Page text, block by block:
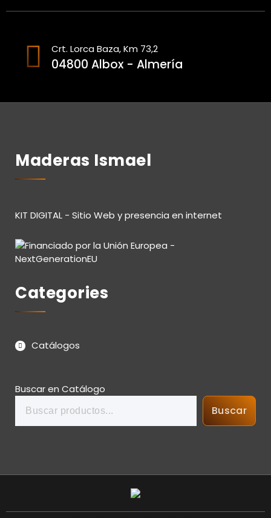
Crt. Lorca Baza, Km 73,2
04800 Albox - Almería
Maderas Ismael
KIT DIGITAL - Sitio Web y presencia en internet
Categories
Catálogos
Buscar en Catálogo
Buscar